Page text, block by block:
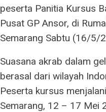
peserta Panitia Kursus
Pusat GP Ansor, di
Semarang Sabtu (16/5/
Suasana akrab dalam
berasal dari wilayah
Peserta kursus
Semarang, 12 – 17 Mei